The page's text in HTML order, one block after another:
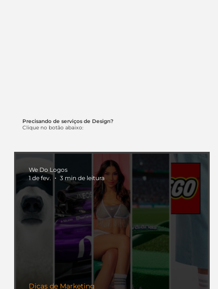
Precisando de serviços de Design?
Clique no botão abaixo:
Dicas de Marketing
We Do Logos
1 de fev.
3 min de leitura